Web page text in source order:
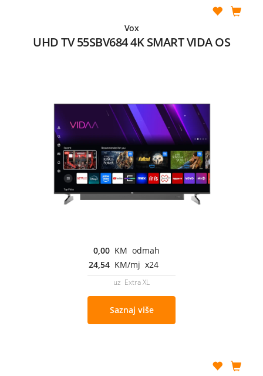
Vox
UHD TV 55SBV684 4K SMART VIDA OS
0,00 KM odmah
24,54 KM/mj x24
uz Extra XL
Saznaj više